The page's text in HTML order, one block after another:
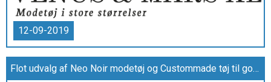
12-09-2019
Flot udvalg af Neo Noir modetøj og Custommade tøj til gode priser hos EDIE